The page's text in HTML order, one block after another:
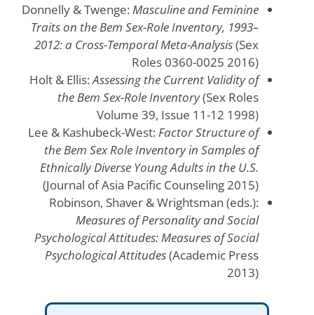
Donnelly & Twenge: Masculine and Feminine
Traits on the Bem Sex-Role Inventory, 1993–
2012: a Cross-Temporal Meta-Analysis(Sex
Roles 0360-0025 2016)
Holt & Ellis:Assessing the Current Validity of
the Bem Sex-Role Inventory(Sex Roles
Volume 39, Issue 11-12 1998)
Lee & Kashubeck-West: Factor Structure of
the Bem Sex Role Inventory in Samples of
Ethnically Diverse Young Adults in the U.S.
(Journal of Asia Pacific Counseling 2015)
Robinson, Shaver & Wrightsman (eds.):
Measures of Personality and Social
Psychological Attitudes: Measures of Social
Psychological Attitudes(Academic Press
2013)